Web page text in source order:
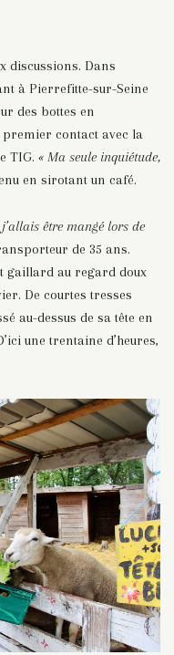
discussions. Dans
à Pierrefitte-sur-Seine
des bottes en
contact avec la
TIG. « Ma seule inquiétude,
en sirotant un café.
être mangé lors de
de 35 ans.
gaillard au regard doux
De courtes tresses
au-dessus de sa tête en
une trentaine d’heures,